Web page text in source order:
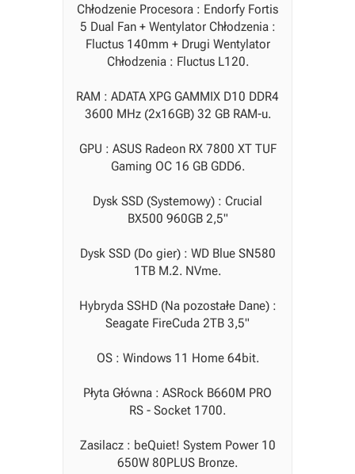
Chłodzenie Procesora : Endorfy Fortis
5 Dual Fan + Wentylator Chłodzenia :
Fluctus 140mm + Drugi Wentylator
Chłodzenia : Fluctus L120.
RAM : ADATA XPG GAMMIX D10 DDR4
3600 MHz (2x16GB) 32 GB RAM-u.
GPU : ASUS Radeon RX 7800 XT TUF
Gaming OC 16 GB GDD6.
Dysk SSD (Systemowy) : Crucial
BX500 960GB 2,5"
Dysk SSD (Do gier) : WD Blue SN580
1TB M.2. NVme.
Hybryda SSHD (Na pozostałe Dane) :
Seagate FireCuda 2TB 3,5"
OS : Windows 11 Home 64bit.
Płyta Główna : ASRock B660M PRO
RS - Socket 1700.
Zasilacz : beQuiet! System Power 10
650W 80PLUS Bronze.